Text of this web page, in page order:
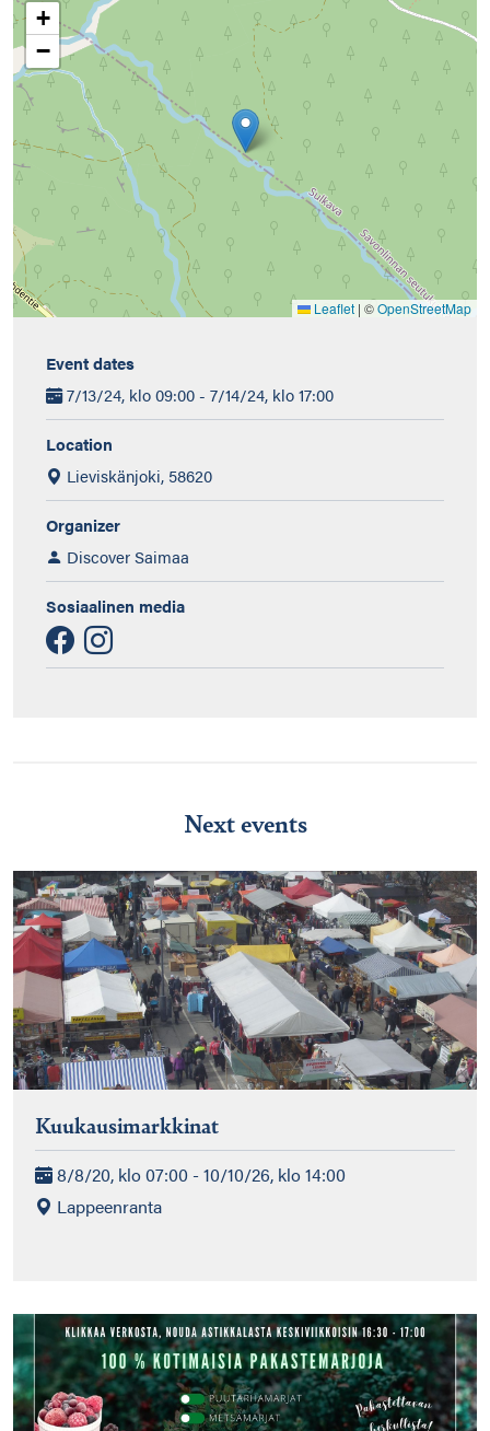
+
−
Leaflet | ©OpenStreetMap
Event dates
7/13/24, klo 09:00 - 7/14/24, klo 17:00
Location
Lieviskänjoki, 58620
Organizer
Discover Saimaa
Sosiaalinen media
Next events
Kuukausimarkkinat
8/8/20, klo 07:00 - 10/10/26, klo 14:00
Lappeenranta